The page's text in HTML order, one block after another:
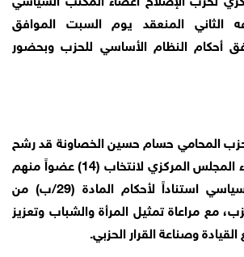
الثاني المنعقد يوم السبت الموافق
وفق أحكام النظام الأساسي للحزب وبحضور
المحامي حسام حسين الخصاونة قد رشح
(28) عضواً من أعضاء المجلس المركزي لانتخاب (14) عضواً منهم
لعضوية المكتب السياسي استناداً لأحكام المادة (29/ب) من
مع مراعاة تمثيل المرأة والشباب وتعزيز
وصناعة القرار الحزبي.